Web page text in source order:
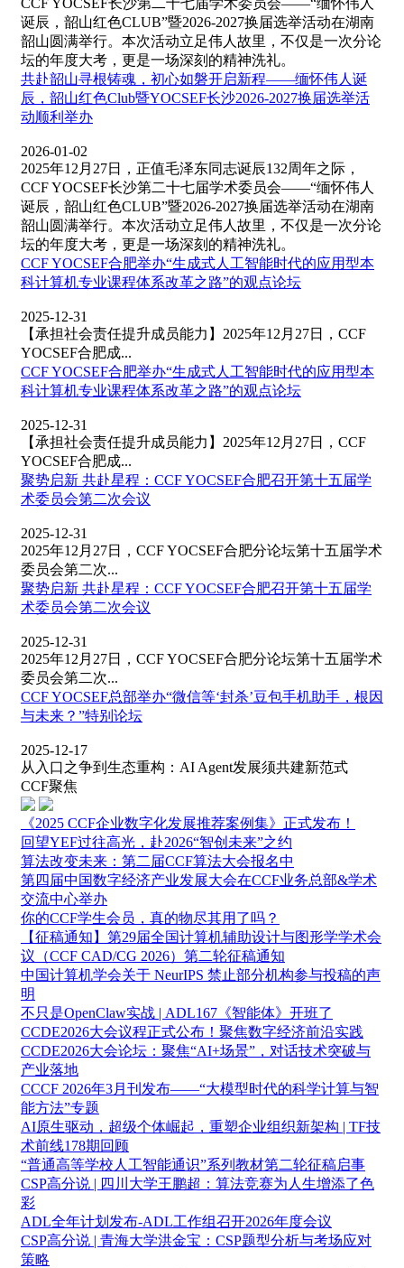
CCF YOCSEF长沙第二十七届学术委员会——“缅怀伟人
诞辰，韶山红色CLUB”暨2026-2027换届选举活动在湖南
韶山圆满举行。本次活动立足伟人故里，不仅是一次分论
坛的年度大考，更是一场深刻的精神洗礼。
共赴韶山寻根铸魂，初心如磐开启新程——缅怀伟人诞
辰，韶山红色Club暨YOCSEF长沙2026-2027换届选举活
动顺利举办
2026-01-02
2025年12月27日，正值毛泽东同志诞辰132周年之际，
CCF YOCSEF长沙第二十七届学术委员会——“缅怀伟人
诞辰，韶山红色CLUB”暨2026-2027换届选举活动在湖南
韶山圆满举行。本次活动立足伟人故里，不仅是一次分论
坛的年度大考，更是一场深刻的精神洗礼。
CCF YOCSEF合肥举办“生成式人工智能时代的应用型本
科计算机专业课程体系改革之路”的观点论坛
2025-12-31
【承担社会责任提升成员能力】2025年12月27日，CCF
YOCSEF合肥成...
CCF YOCSEF合肥举办“生成式人工智能时代的应用型本
科计算机专业课程体系改革之路”的观点论坛
2025-12-31
【承担社会责任提升成员能力】2025年12月27日，CCF
YOCSEF合肥成...
聚势启新 共赴星程：CCF YOCSEF合肥召开第十五届学
术委员会第二次会议
2025-12-31
2025年12月27日，CCF YOCSEF合肥分论坛第十五届学术
委员会第二次...
聚势启新 共赴星程：CCF YOCSEF合肥召开第十五届学
术委员会第二次会议
2025-12-31
2025年12月27日，CCF YOCSEF合肥分论坛第十五届学术
委员会第二次...
CCF YOCSEF总部举办“微信等‘封杀’豆包手机助手，根因
与未来？”特别论坛
2025-12-17
从入口之争到生态重构：AI Agent发展须共建新范式
CCF聚焦
《2025 CCF企业数字化发展推荐案例集》正式发布！
回望YEF过往高光，赴2026“智创未来”之约
算法改变未来：第二届CCF算法大会报名中
第四届中国数字经济产业发展大会在CCF业务总部&学术
交流中心举办
你的CCF学生会员，真的物尽其用了吗？
【征稿通知】第29届全国计算机辅助设计与图形学学术会
议（CCF CAD/CG 2026）第二轮征稿通知
中国计算机学会关于 NeurIPS 禁止部分机构参与投稿的声
明
不只是OpenClaw实战 | ADL167《智能体》开班了
CCDE2026大会议程正式公布！聚焦数字经济前沿实践
CCDE2026大会论坛：聚焦“AI+场景”，对话技术突破与
产业落地
CCCF 2026年3月刊发布——“大模型时代的科学计算与智
能方法”专题
AI原生驱动，超级个体崛起，重塑企业组织新架构 | TF技
术前线178期回顾
“普通高等学校人工智能通识”系列教材第二轮征稿启事
CSP高分说 | 四川大学王鹏超：算法竞赛为人生增添了色
彩
ADL全年计划发布-ADL工作组召开2026年度会议
CSP高分说 | 青海大学洪金宝：CSP题型分析与考场应对
策略